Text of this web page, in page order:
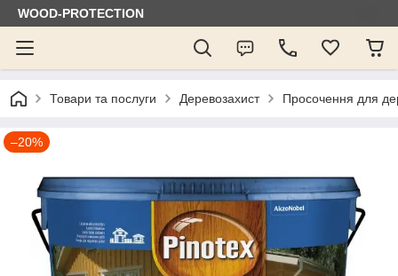
WOOD-PROTECTION
Товари та послуги Деревозахист Просочення для
–20%